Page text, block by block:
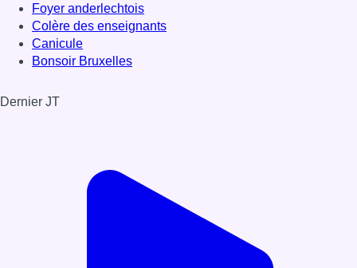
Foyer anderlechtois
Colère des enseignants
Canicule
Bonsoir Bruxelles
Dernier JT